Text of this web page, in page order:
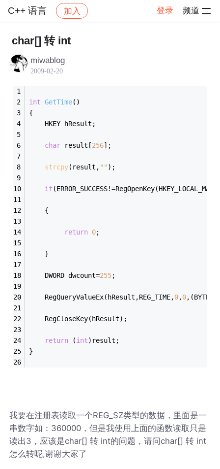
C++ 语言 加入 登录 频道
社区 C++ 语言
char[] 转 int
miwablog
2009-02-20
int GetTime()
{
    HKEY hResult;
char result[256];
strcpy(result, "" );
if
    {
return 0;
    }
    DWORD dwcount=
255;
    RegQueryValueEx(hResult,REG_TIME,
0,0
    RegCloseKey(hResult);
return (int)result;
}
我要在注册表读取一个REG_SZ类型的数据，里面是一
串数字如：360000，但是我使用上面的函数读取只是
读出3，应该是char[] 转 int的问题，请问char[] 转 int
怎么转呢,谢谢大家了